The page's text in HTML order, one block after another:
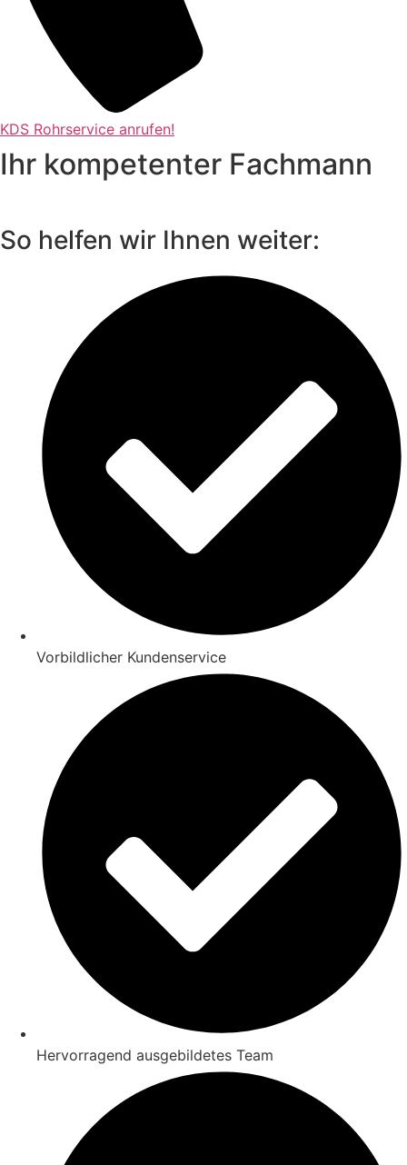
KDS Rohrservice anrufen!
Ihr kompetenter Fachmann
So helfen wir Ihnen weiter:
Vorbildlicher Kundenservice
Hervorragend ausgebildetes Team